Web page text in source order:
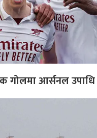
गोलमा आर्सनल